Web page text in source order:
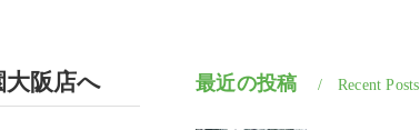
阪店へ 最近の投稿 Recent Posts